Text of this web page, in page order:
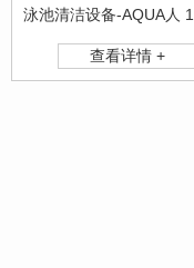
查看详情 +